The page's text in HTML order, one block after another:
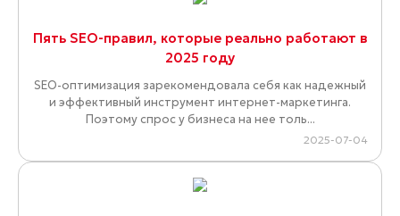
Пять SEO-правил, которые реально работают в
2025 году
SEO-оптимизация зарекомендовала себя как надежный
и эффективный инструмент интернет-маркетинга.
Поэтому спрос у бизнеса на нее толь...
2025-07-04